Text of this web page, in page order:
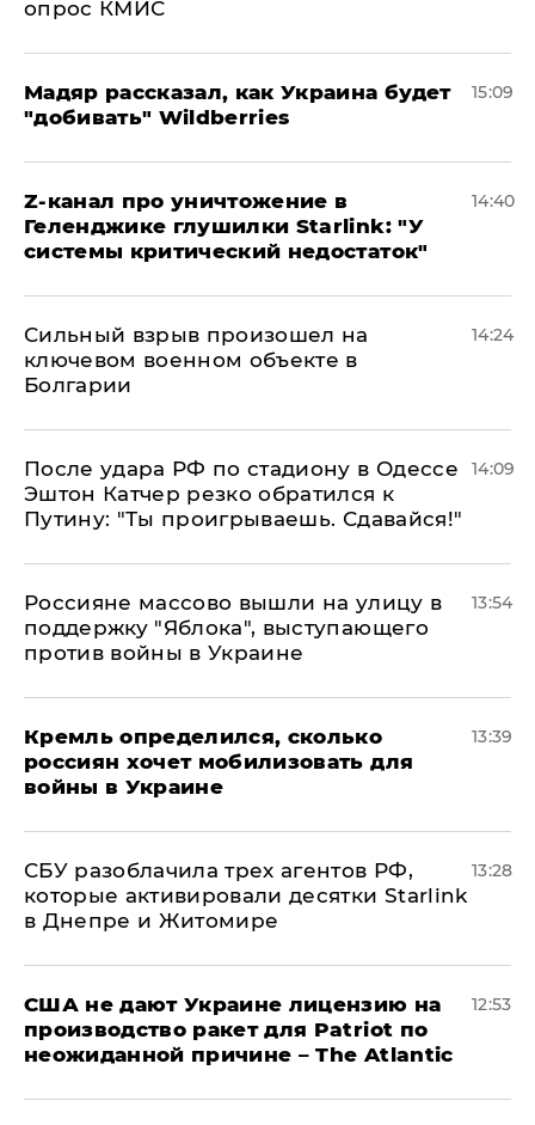
опрос КМИС
Мадяр рассказал, как Украина будет
"добивать" Wildberries
15:09
Z-канал про уничтожение в
Геленджике глушилки Starlink: "У
системы критический недостаток"
14:40
Сильный взрыв произошел на
ключевом военном объекте в
Болгарии
14:24
После удара РФ по стадиону в Одессе
Эштон Катчер резко обратился к
Путину: "Ты проигрываешь. Сдавайся!"
14:09
Россияне массово вышли на улицу в
поддержку "Яблока", выступающего
против войны в Украине
13:54
Кремль определился, сколько
россиян хочет мобилизовать для
войны в Украине
13:39
СБУ разоблачила трех агентов РФ,
которые активировали десятки Starlink
в Днепре и Житомире
13:28
США не дают Украине лицензию на
производство ракет для Patriot по
неожиданной причине – The Atlantic
12:53